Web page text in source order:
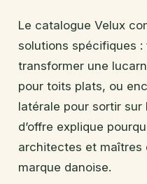
Le catalogue Velux
solutions spécifiques
transformer une
pour toits plats, ou
latérale pour sortir
d’offre explique
architectes et maîtres
marque danoise.